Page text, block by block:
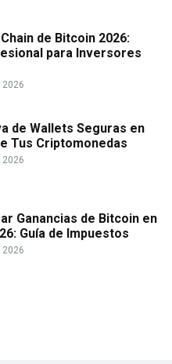
de Bitcoin 2026:
para Inversores
2026
de Wallets Seguras en
Tus Criptomonedas
2026
Ganancias de Bitcoin en
Guía de Impuestos
2026